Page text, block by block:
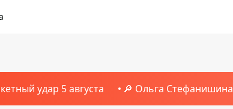
удар 5 августа 🔎 Ольга Стефанишина